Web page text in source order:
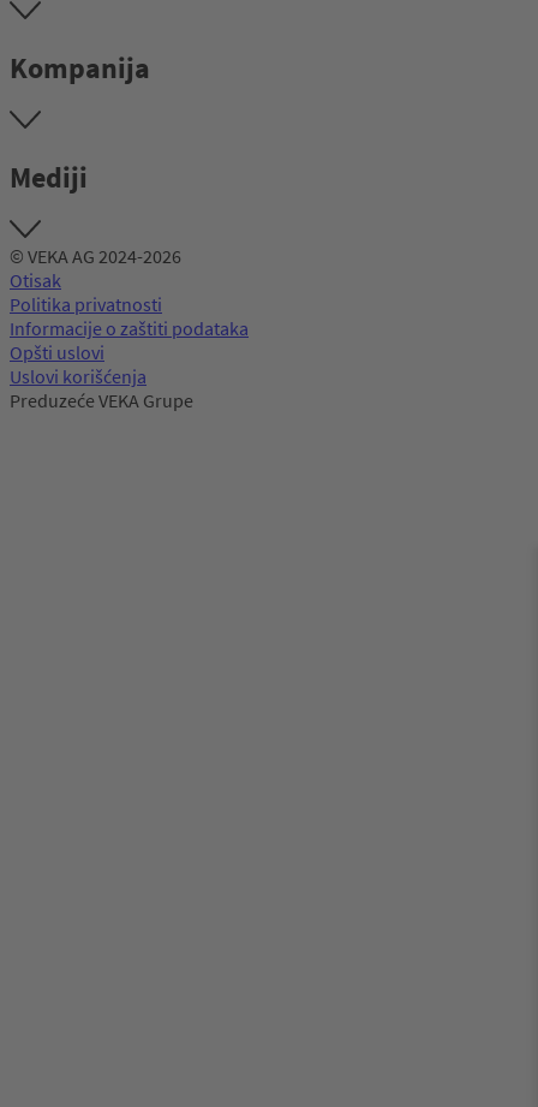
Kompanija
Mediji
© VEKA AG 2024-2026
Otisak
Politika privatnosti
Informacije o zaštiti podataka
Opšti uslovi
Uslovi korišćenja
Preduzeće VEKA Grupe